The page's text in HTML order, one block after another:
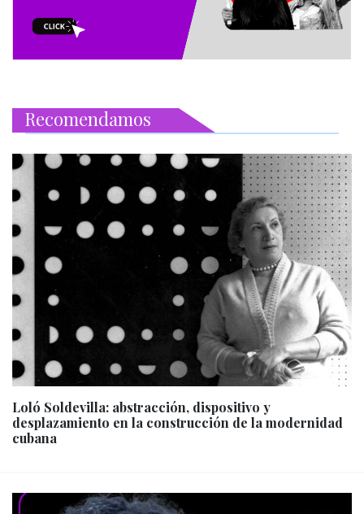
Recomendamos
Loló Soldevilla: abstracción, dispositivo y
desplazamiento en la construcción de la modernidad
cubana